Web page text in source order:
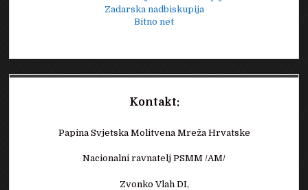
Zadarska nadbiskupija
Bitno net
Kontakt:
Papina Svjetska Molitvena Mreža Hrvatske
Nacionalni ravnatelj PSMM /AM/
Zvonko Vlah DI,